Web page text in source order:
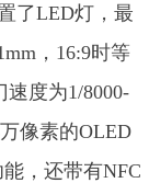
了LED灯，最
，16:9时等
度为1/8000-
像素的OLED
，还带有NFC